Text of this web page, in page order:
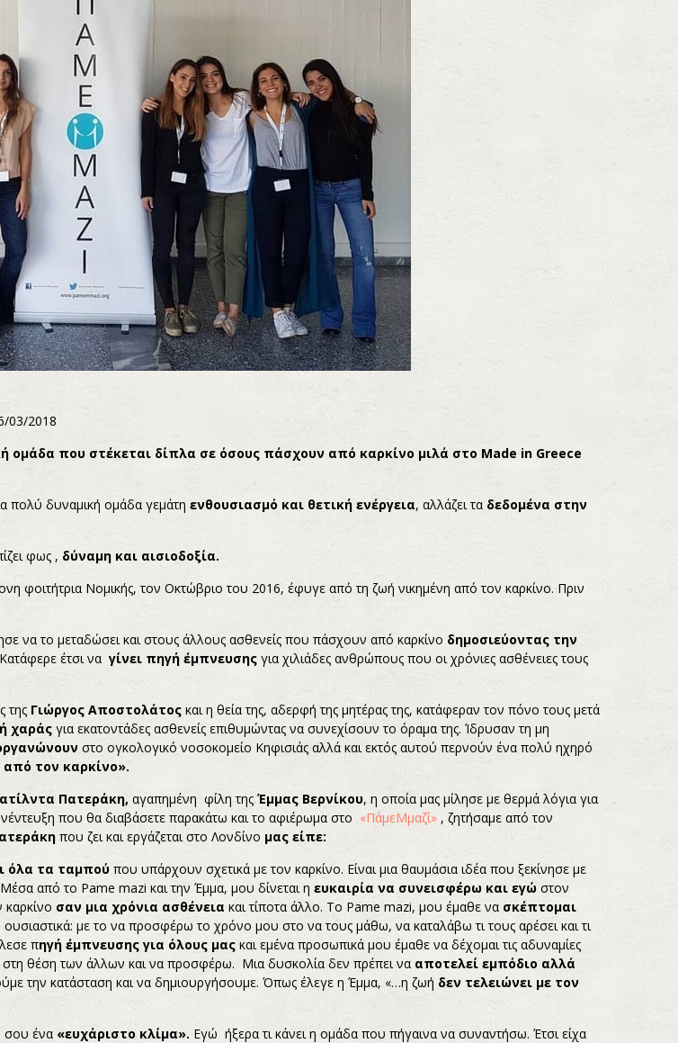
03/2018
που στέκεται δίπλα σε όσους πάσχουν από καρκίνο μιλά στο Made in Greece
πολύ δυναμική ομάδα γεμάτηενθουσιασμό και θετική ενέργεια, αλλάζει τα δεδομένα στην
φως , δύναμη και αισιοδοξία.
φοιτήτρια Νομικής, τον Οκτώβριο του 2016, έφυγε από τη ζωή νικημένη από τον καρκίνο. Πριν
να το μεταδώσει και στους άλλους ασθενείς που πάσχουν από καρκίνο δημοσιεύοντας την
έτσι ναγίνει πηγή έμπνευσηςγια χιλιάδες ανθρώπους που οι χρόνιες ασθένειες τους
της Γιώργος Αποστολάτος και η θεία της, αδερφή της μητέρας της, κατάφεραν τον πόνο τους μετά
χαράς για εκατοντάδες ασθενείς επιθυμώντας να συνεχίσουν το όραμα της. Ίδρυσαν τη μη
στο ογκολογικό νοσοκομείο Κηφισιάς αλλά και εκτός αυτού περνούν ένα πολύ ηχηρό
τον καρκίνο».
Πατεράκη,αγαπημένη φίλη τηςΈμμας Βερνίκου, η οποία μας μίλησε με θερμά λόγια για
που θα διαβάσετε παρακάτω και το αφιέρωμα στο «ΠάμεΜμαζί» , ζητήσαμε από τον
που ζει και εργάζεται στο Λονδίνο μας είπε:
όλα τα ταμπού που υπάρχουν σχετικά με τον καρκίνο. Είναι μια θαυμάσια ιδέα που ξεκίνησε με
από το Pame mazi και την Έμμα, μου δίνεται ηευκαιρία να συνεισφέρω και εγώ στον
σαν μια χρόνια ασθένεια και τίποτα άλλο. Το Pame mazi, μου έμαθε να σκέπτομαι
με το να προσφέρω το χρόνο μου στο να τους μάθω, να καταλάβω τι τους αρέσει και τι
πηγή έμπνευσης για όλους μαςκαι εμένα προσωπικά μου έμαθε να δέχομαι τις αδυναμίες
θέση των άλλων και να προσφέρω. Μια δυσκολία δεν πρέπει να αποτελεί εμπόδιο αλλά
την κατάσταση και να δημιουργήσουμε. Όπως έλεγε η Έμμα, «…η ζωή δεν τελειώνει με τον
σου ένα «ευχάριστο κλίμα». Εγώ ήξερα τι κάνει η ομάδα που πήγαινα να συναντήσω. Έτσι είχα